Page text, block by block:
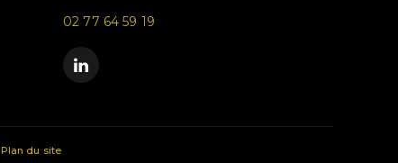
02 77 64 59 19
Plan du site